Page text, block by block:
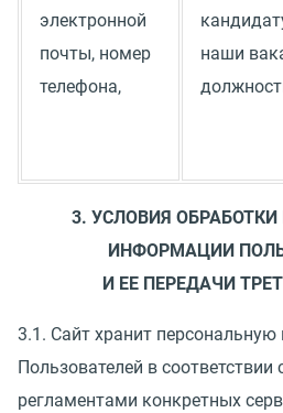
электронной
почты, номер
телефона,
наши
3. УСЛОВИЯ
ИНФОРМАЦИИ
И ЕЕ ПЕРЕДАЧИ
3.1. Сайт хранит
Пользователей в соответствии
регламентами конкретных